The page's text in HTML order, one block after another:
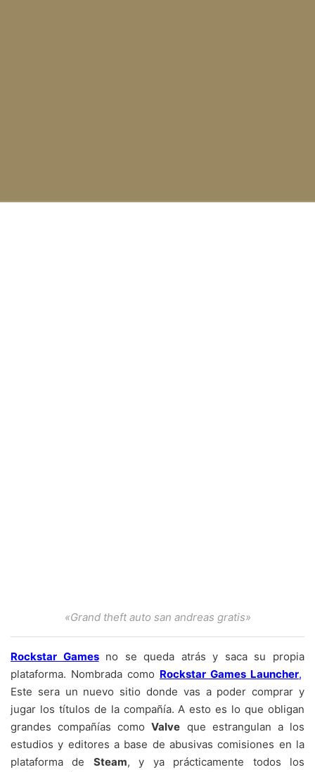
«Grand theft auto san andreas gratis»
Rockstar Gamesno se queda atrás y saca su propia
plataforma. Nombrada como Rockstar Games Launcher,
Este sera un nuevo sitio donde vas a poder comprar y
jugar los títulos de la compañía. A esto es lo que obligan
grandes compañías comoValve que estrangulan a los
estudios y editores a base de abusivas comisiones en la
plataforma de Steam, y ya prácticamente todos los